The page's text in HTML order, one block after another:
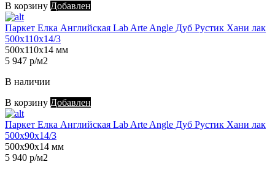
В корзину Добавлен
Паркет Елка Английская Lab Arte Angle Дуб Рустик Хани лак
500х110х14/3
500х110х14 мм
5 947 р/м2
В наличии
В корзину Добавлен
Паркет Елка Английская Lab Arte Angle Дуб Рустик Хани лак
500х90х14/3
500х90х14 мм
5 940 р/м2